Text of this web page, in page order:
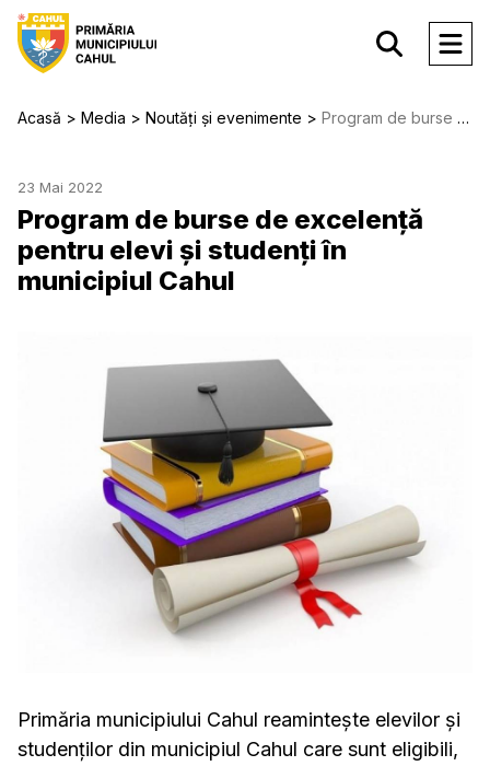
Acasă Media Noutăți și evenimente Program de burse de excelență pentru elevi și studenți în municipiul Cahul
23 Mai 2022
Program de burse de excelență
pentru elevi și studenți în
municipiul Cahul
Primăria municipiului Cahul reamintește elevilor și
studenților din municipiul Cahul care sunt eligibili,